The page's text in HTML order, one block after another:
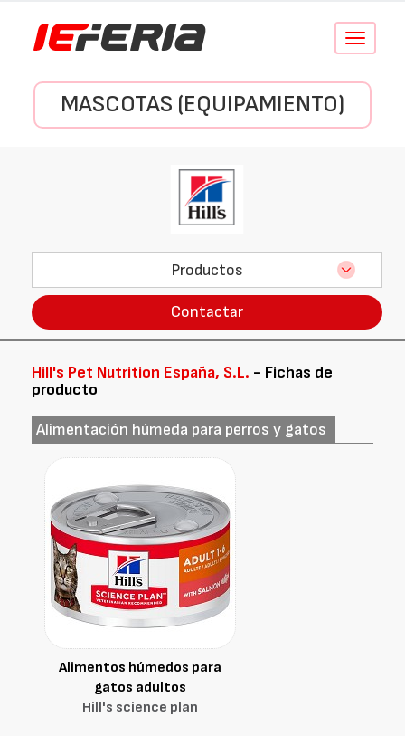
Conmutar
MASCOTAS (EQUIPAMIENTO)
Productos
Contactar
Hill's Pet Nutrition España, S.L. - Fichas de
producto
Alimentación húmeda para perros y gatos
Alimentos húmedos para
gatos adultos
Hill's science plan